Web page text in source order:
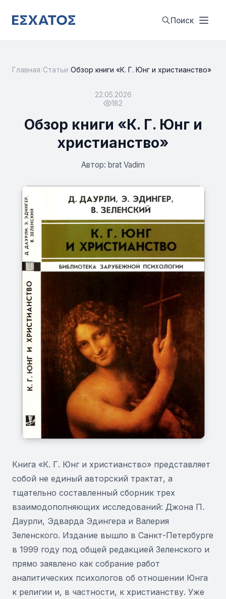
Поиск
Главная Статьи Обзор книги «К. Г. Юнг и христианство»
22.05.2026
182
Обзор книги «К. Г. Юнг и
христианство»
Автор: brat Vadim
Книга «К. Г. Юнг и христианство» представляет
собой не единый авторский трактат, а
тщательно составленный сборник трех
взаимодополняющих исследований: Джона П.
Даурли, Эдварда Эдингера и Валерия
Зеленского. Издание вышло в Санкт-Петербурге
в 1999 году под общей редакцией Зеленского и
прямо заявлено как собрание работ
аналитических психологов об отношении Юнга
к религии и, в частности, к христианству. Уже